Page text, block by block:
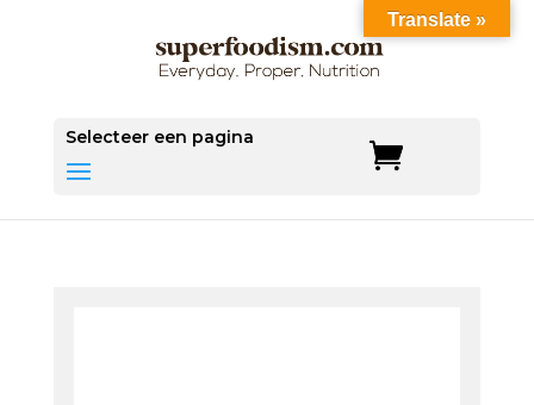
Selecteer een pagina
Translate »